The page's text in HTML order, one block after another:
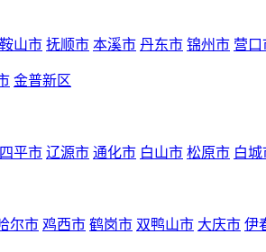
鞍山市 抚顺市 本溪市 丹东市 锦州市 营口
金普新区
四平市 辽源市 通化市 白山市 松原市 白城
尔市 鸡西市 鹤岗市 双鸭山市 大庆市 伊